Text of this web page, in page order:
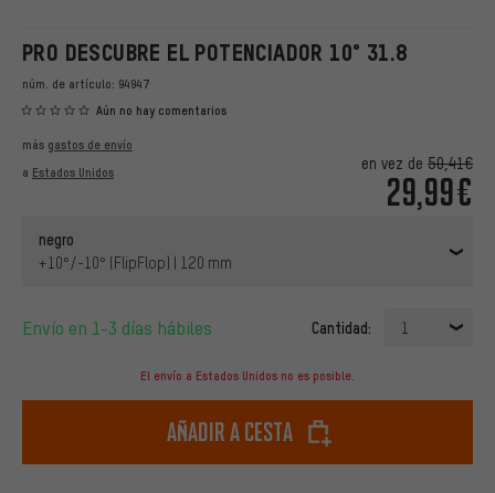
PRO DESCUBRE EL POTENCIADOR 10° 31.8
núm. de artículo: 94947
Aún no hay comentarios
en vez de 50,41€
29,99€
más gastos de envío
a Estados Unidos
negro
+10°/-10° (FlipFlop) | 120 mm
Envío en 1-3 días hábiles Cantidad: 1
El envío a Estados Unidos no es posible.
Añadir a cesta